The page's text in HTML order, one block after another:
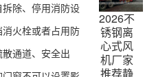
除、停用消防设
火栓或者占用防
通道、安全出
2026不
锈钢离
心式风
机厂家
推荐静